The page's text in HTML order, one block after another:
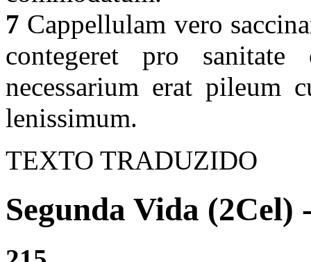
7 Cappellulam vero
contegeret pro sanitate
necessarium erat pileum
lenissimum.
TEXTO TRADUZIDO
Segunda Vida (2Cel)